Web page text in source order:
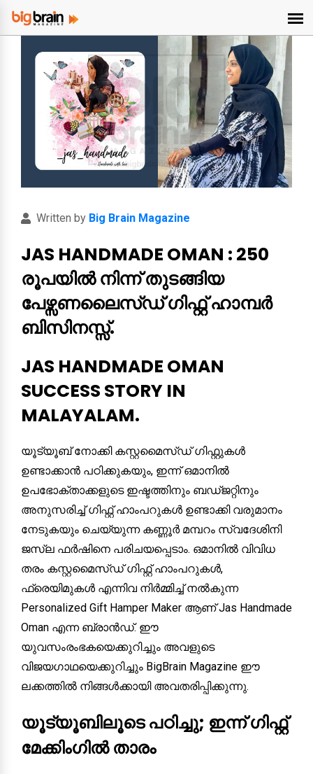
Written by Big Brain Magazine
JAS HANDMADE OMAN : 250
രൂപയിൽ നിന്ന് തുടങ്ങിയ
പേഴ്സണലൈസ്ഡ് ഗിഫ്റ്റ് ഹാമ്പർ
ബിസിനസ്സ്.
JAS HANDMADE OMAN
SUCCESS STORY IN
MALAYALAM.
യൂട്യൂബ് നോക്കി കസ്റ്റമൈസ്ഡ് ഗിഫ്റ്റുകൾ
ഉണ്ടാക്കാൻ പഠിക്കുകയും, ഇന്ന് ഒമാനിൽ
ഉപഭോക്താക്കളുടെ ഇഷ്ടത്തിനും ബഡ്ജറ്റിനും
അനുസരിച്ച് ഗിഫ്റ്റ് ഹാംപറുകൾ ഉണ്ടാക്കി വരുമാനം
നേടുകയും ചെയ്യുന്ന കണ്ണൂർ മമ്പറം സ്വദേശിനി
ജസ്‌ല ഫർഷിനെ പരിചയപ്പെടാം. ഒമാനിൽ വിവിധ
തരം കസ്റ്റമൈസ്ഡ് ഗിഫ്റ്റ് ഹാംപറുകൾ,
ഫ്രെയിമുകൾ എന്നിവ നിർമ്മിച്ച് നൽകുന്ന
Personalized Gift Hamper Maker ആണ് Jas Handmade
Oman എന്ന ബ്രാൻഡ്. ഈ
യുവസംരംഭകയെക്കുറിച്ചും അവളുടെ
വിജയഗാഥയെക്കുറിച്ചും BigBrain Magazine ഈ
ലക്കത്തിൽ നിങ്ങൾക്കായി അവതരിപ്പിക്കുന്നു.
യൂട്യൂബിലൂടെ പഠിച്ചു; ഇന്ന് ഗിഫ്റ്റ്
മേക്കിംഗിൽ താരം